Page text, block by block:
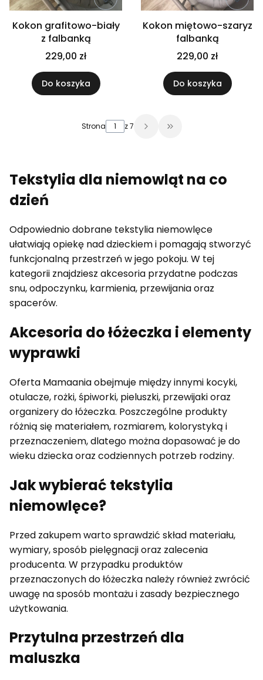
Kokon grafitowo-biały
z falbanką
229,00 zł
Do koszyka
Kokon miętowo-szaryz
falbanką
229,00 zł
Do koszyka
Strona z 7 Przejdź do ostatniej
Tekstylia dla niemowląt na co
dzień
Odpowiednio dobrane tekstylia niemowlęce
ułatwiają opiekę nad dzieckiem i pomagają stworzyć
funkcjonalną przestrzeń w jego pokoju. W tej
kategorii znajdziesz akcesoria przydatne podczas
snu, odpoczynku, karmienia, przewijania oraz
spacerów.
Akcesoria do łóżeczka i elementy
wyprawki
Oferta Mamaania obejmuje między innymi kocyki,
otulacze, rożki, śpiworki, pieluszki, przewijaki oraz
organizery do łóżeczka. Poszczególne produkty
różnią się materiałem, rozmiarem, kolorystyką i
przeznaczeniem, dlatego można dopasować je do
wieku dziecka oraz codziennych potrzeb rodziny.
Jak wybierać tekstylia
niemowlęce?
Przed zakupem warto sprawdzić skład materiału,
wymiary, sposób pielęgnacji oraz zalecenia
producenta. W przypadku produktów
przeznaczonych do łóżeczka należy również zwrócić
uwagę na sposób montażu i zasady bezpiecznego
użytkowania.
Przytulna przestrzeń dla
maluszka